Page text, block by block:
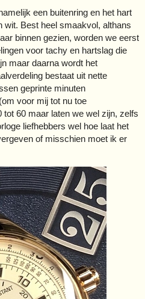
een buitenring en het hart
wit. Best heel smaakvol, althans
binnen gezien, worden we eerst
voor tachy en hartslag die
maar daarna wordt het
bestaat uit nette
geprinte minuten
voor mij tot nu toe
60 maar laten we wel zijn, zelfs
liefhebbers wel hoe laat het
of misschien moet ik er